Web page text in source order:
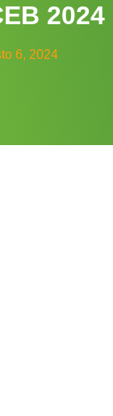
2024
6, 2024